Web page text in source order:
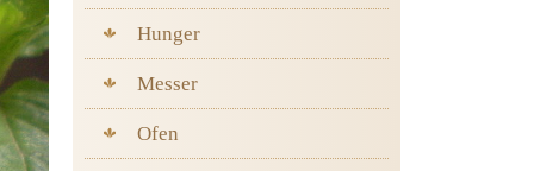
Hunger
Messer
Ofen